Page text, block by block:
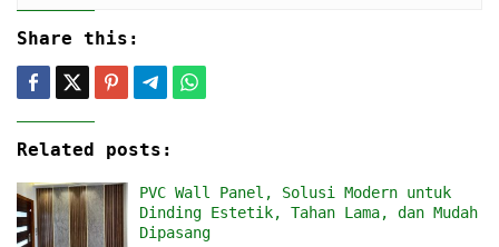
Share this:
Related posts:
PVC Wall Panel, Solusi Modern untuk
Dinding Estetik, Tahan Lama, dan Mudah
Dipasang